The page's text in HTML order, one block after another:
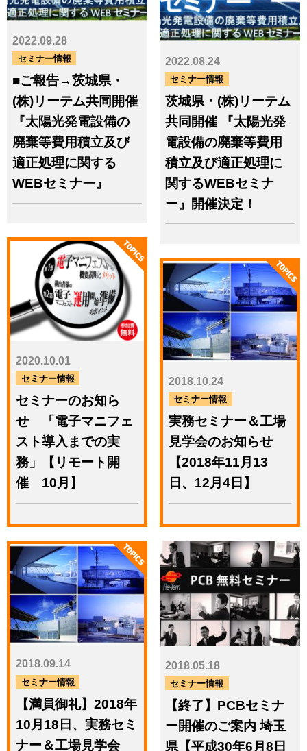
明日のためのエコレシピ
お
い
わ
お問い合わせはこちら
（Re-Temウェブサイト）
リーテムのサービス
特設ページへ
小型家電リサイクル
太陽光パネル
廃棄物事務のDX推進支援
PICK UP
2026.03.09
千葉市と連携、リチウムイ
オン電池の資源循環モデル
2025.06.23
広報から
ＪＡ三井リースグループと
の業務提携契約を締結
イベント（環境教育／環境
イベント／講演）
「リテールテック
JAPAN2025」サトー&リー
テム連携出展 第2弾！
年度
2027.7 - 2026.82026.7 - 2025.8
2025.7 - 2024.82024.7 - 2023.8
2023.7 - 2022.8 2022.7 - 2021.8
2021.7 - 2020.8
2020.7 - 2019.8
2019.7 - 2018.82018.7 - 2017.8
2017.7 - 2016.82016.7 - 2015.8
2022.09.28
セミナー情報
■ご報告→茨城県・
(株)リーテム共同開催
『太陽光発電設備の
廃棄等費用積立及び
適正処理に関する
WEBセミナー』
2022.08.24
セミナー情報
茨城県・(株)リーテム
共同開催 『太陽光発
電設備の廃棄等費用
積立及び適正処理に
関するWEBセミナ
ー』開催決定！
2020.10.01
セミナー情報
セミナーのお知ら
せ 「電子マニフェ
スト導入までの実
務」【リモート開
催 10月】
2018.10.24
セミナー情報
実務セミナー＆工場
見学会のお知らせ
【2018年11月13
日、12月4日】
2018.09.14
セミナー情報
【満員御礼】2018年
10月18日、実務セミ
ナー＆工場見学会
2018.05.18
セミナー情報
【終了】PCBセミナ
ー開催のご案内 埼玉
県【平成30年6月8日